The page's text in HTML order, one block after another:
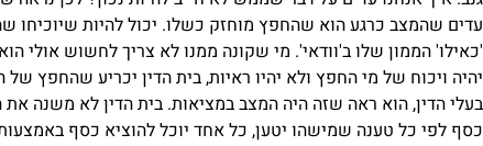
עדים שהמצב כרגע הוא שהחפץ מוחזק כשלו. יכול להיות שיוכיחו
'כאילו' הממון שלו ב'וודאי'. מי שקונה ממנו לא צריך לחשוש אולי
יהיה ויכוח של מי החפץ ולא יהיו ראיות, בית הדין יכריע שהחפץ
בעלי הדין, הוא ראה שזה היה המצב במציאות. בית הדין לא משנה
כסף לפי כל טענה שמישהו יטען, כל אחד יוכל להוציא כסף